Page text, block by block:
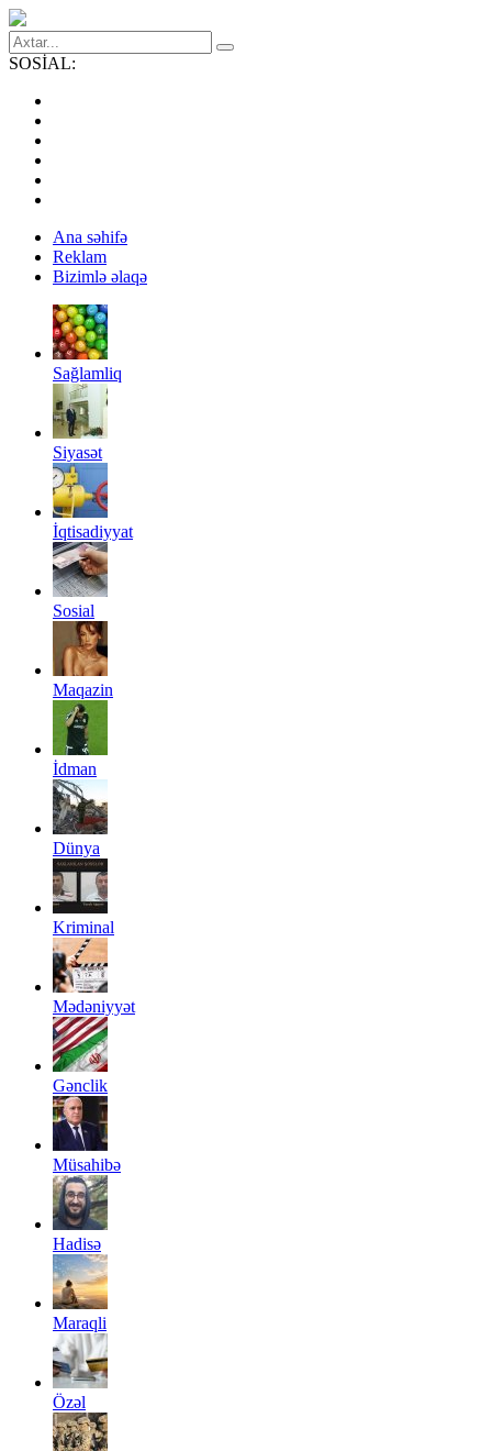
SOSİAL:
Ana səhifə
Reklam
Bizimlə əlaqə
Sağlamliq
Siyasət
İqtisadiyyat
Sosial
Maqazin
İdman
Dünya
Kriminal
Mədəniyyət
Gənclik
Müsahibə
Hadisə
Maraqli
Özəl